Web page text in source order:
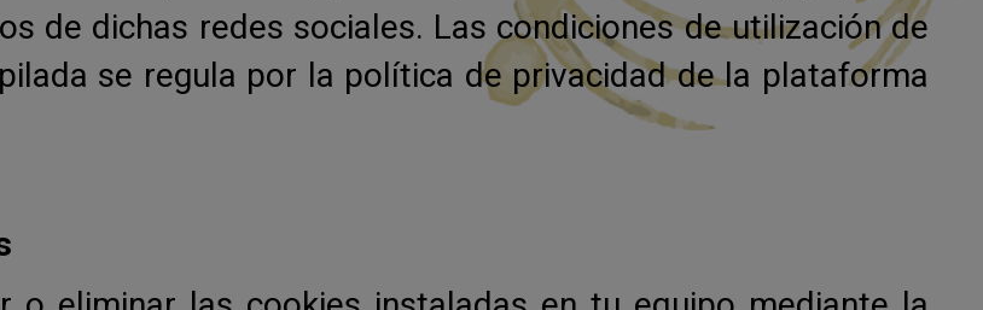
de dichas redes sociales. Las condiciones de utilización de
se regula por la política de privacidad de la plataforma